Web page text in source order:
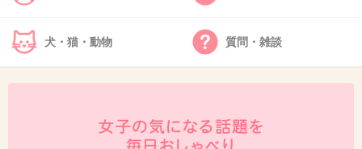
とっても優男！
+0
石田純一さん、沖縄に店出して週1で沖縄なん
犬・猫・動物 質問・雑談